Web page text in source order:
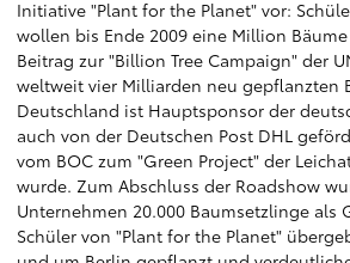
Initiative "Plant for the Planet" vor:
wollen bis Ende 2009 eine Million
Beitrag zur "Billion Tree Campaign" der
weltweit vier Milliarden neu gepflanzten
Deutschland ist Hauptsponsor der
auch von der Deutschen Post DHL
vom BOC zum "Green Project" der
wurde. Zum Abschluss der Roadshow
Unternehmen 20.000 Baumsetzlinge als
Schüler von "Plant for the Planet"